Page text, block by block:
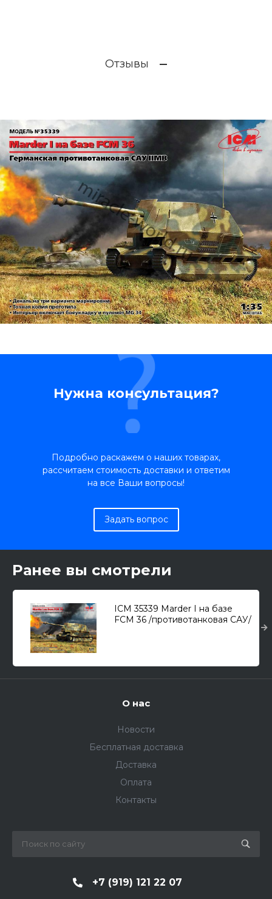
Отзывы
Нужна консультация?
Подробно раскажем о наших товарах,
рассчитаем стоимость доставки и ответим
на все Ваши вопросы!
Задать вопрос
Ранее вы смотрели
ICM 35339 Marder I на базе
FCM 36 /противотанковая САУ/
О нас
Новости
Бесплатная доставка
Доставка
Оплата
Контакты
+7 (919) 121 22 07